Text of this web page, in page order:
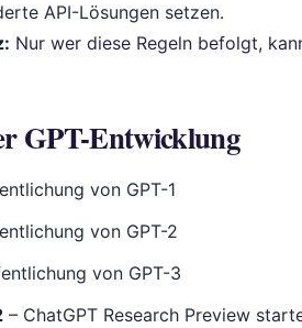
API-Lösungen setzen.
Nur wer diese Regeln befolgt,
GPT-Entwicklung
von GPT-1
von GPT-2
von GPT-3
– ChatGPT Research Preview